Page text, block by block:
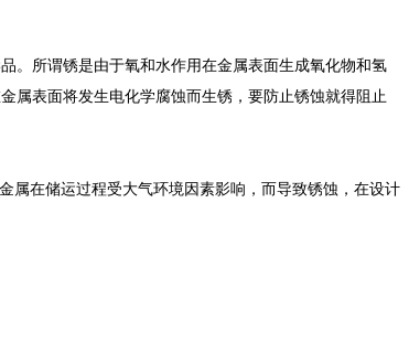
。所谓锈是由于氧和水作用在金属表面生成氧化物和氢
属表面将发生电化学腐蚀而生锈，要防止锈蚀就得阻止
属在储运过程受大气环境因素影响，而导致锈蚀，在设计